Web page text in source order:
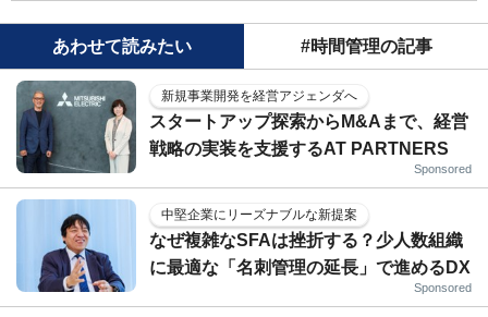
あわせて読みたい #時間管理の記事
新規事業開発を経営アジェンダへ
スタートアップ探索からM&Aまで、経営
戦略の実装を支援するAT PARTNERS
Sponsored
中堅企業にリーズナブルな新提案
なぜ複雑なSFAは挫折する？少人数組織
に最適な「名刺管理の延長」で進めるDX
Sponsored